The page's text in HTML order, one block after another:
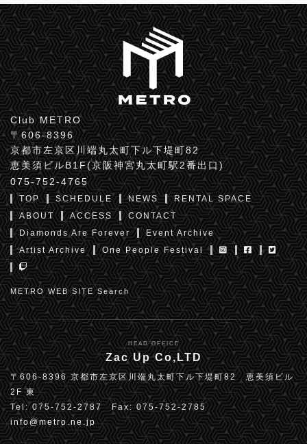
Club METRO
〒606-8396
京都市左京区川端丸太町下ル下堤町82
恵美須ビルB1F(京阪神宮丸太町駅2番出口)
075-752-4765
TOP SCHEDULE NEWS
RENTAL SPACE
ABOUT
ACCESS
CONTACT
Diamonds Are Forever
Event Archive
Artist Archive
One People Festival
METRO WEB SITE Search
HEAD OFFICE
Zac Up Co,LTD
〒606-8396 京都市左京区川端丸太町下ル下堤町82 恵美須ビル
2F 東
Tel: 075-752-2787 Fax: 075-752-2785
info@metro.ne.jp